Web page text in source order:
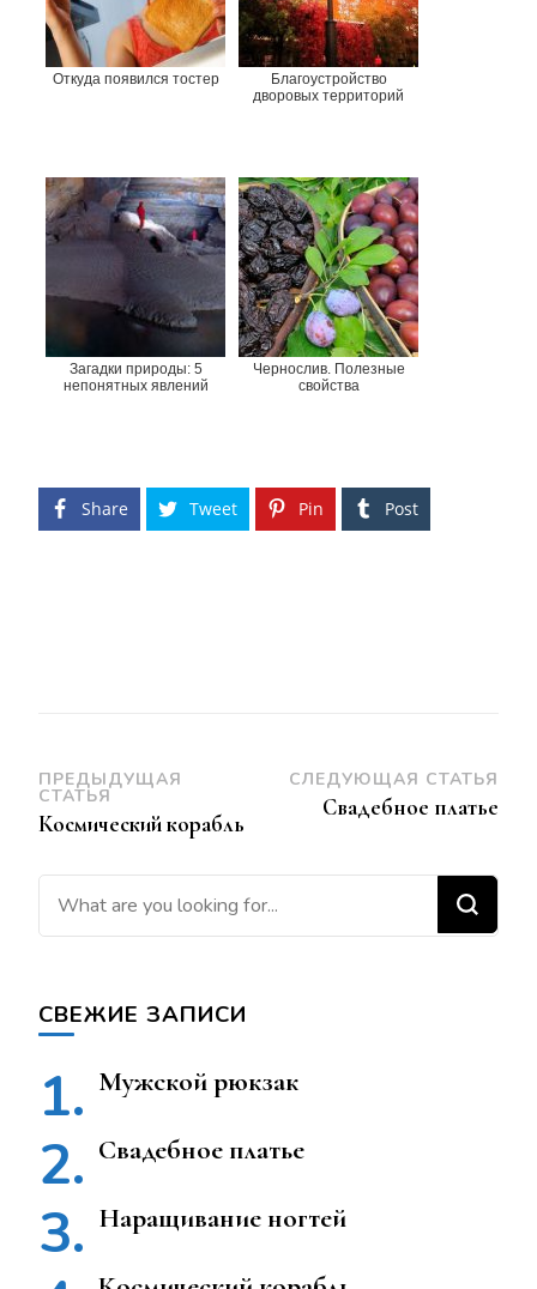
Откуда появился тостер
Благоустройство
дворовых территорий
Загадки природы: 5
непонятных явлений
Чернослив. Полезные
свойства
Share Tweet Pin Post
Навигация
по
записям
ПРЕДЫДУЩАЯ
СТАТЬЯ
Космический корабль
СЛЕДУЮЩАЯ СТАТЬЯ
Свадебное платье
Ищите что-то?
СВЕЖИЕ ЗАПИСИ
Мужской рюкзак
Свадебное платье
Наращивание ногтей